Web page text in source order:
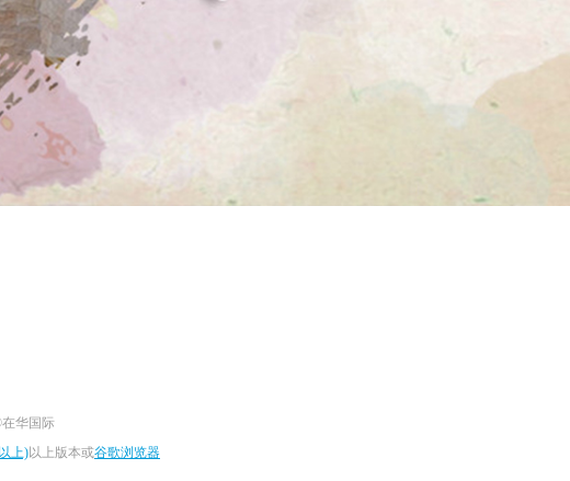
华国际
上)以上版本或谷歌浏览器